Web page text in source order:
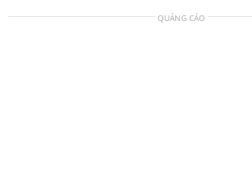
QUẢNG CÁO